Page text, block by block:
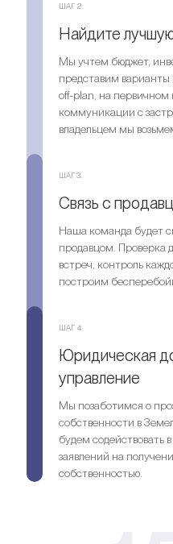
ШАГ 2.
Найдите
Мы учтем бюджет,
представим
off-plan, на
коммуникации с
владельцем мы
ШАГ 3.
Связь с
Наша команда будет
продавцом. Проверка
встреч, контроль
построим
ШАГ 4.
Юридическая
управление
Мы позаботимся о
собственности в
будем содействовать
заявлений на
собственностью.